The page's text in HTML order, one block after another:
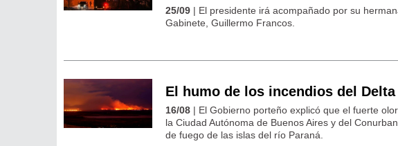
25/09 | El presidente irá acompañado por su
Gabinete, Guillermo Francos.
El humo de los incendios del
16/08 | El Gobierno porteño explicó que el fuerte
la Ciudad Autónoma de Buenos Aires y del
de fuego de las islas del río Paraná.